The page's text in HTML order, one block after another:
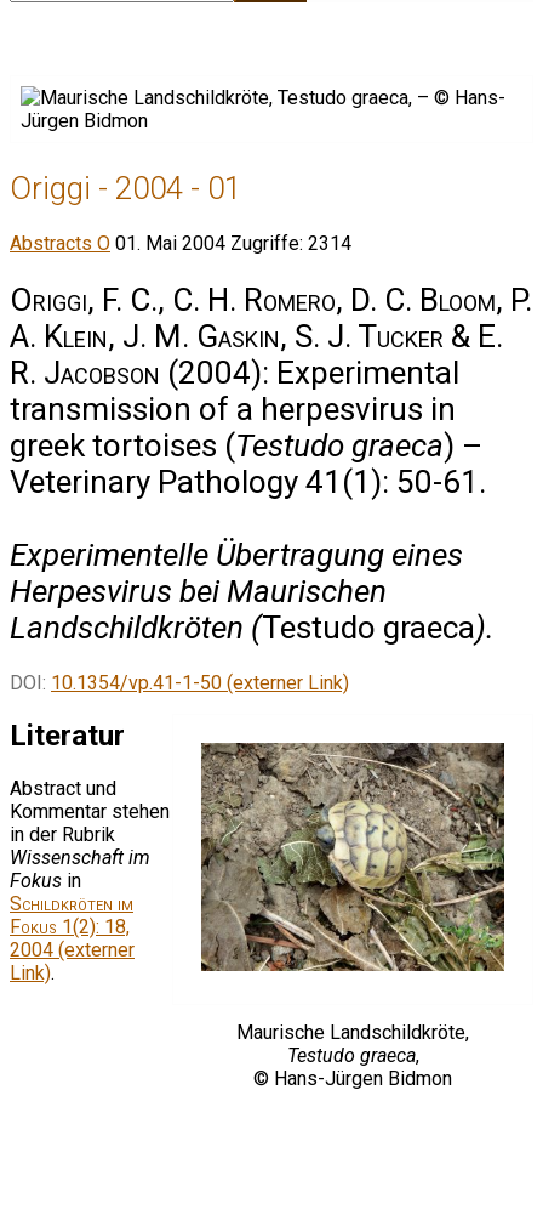
Origgi - 2004 - 01
Abstracts O 01. Mai 2004 Zugriffe: 2314
Origgi, F. C., C. H. Romero, D. C. Bloom, P.
A. Klein, J. M. Gaskin, S. J. Tucker & E.
R. Jacobson (2004): Experimental
transmission of a herpesvirus in
greek tortoises (Testudo graeca) –
Veterinary Pathology 41(1): 50-61.
Experimentelle Übertragung eines
Herpesvirus bei Maurischen
Landschildkröten (Testudo graeca).
DOI: 10.1354/vp.41-1-50 (externer Link)
Maurische Landschildkröte,
Testudo graeca,
© Hans-Jürgen Bidmon
Literatur
Abstract und
Kommentar stehen
in der Rubrik
Wissenschaft im
Fokus in
Schildkröten im
Fokus 1(2): 18,
2004 (externer
Link).